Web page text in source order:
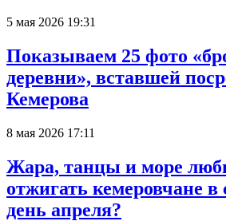
5 мая 2026 19:31
Показываем 25 фото
деревни», вставшей
Кемерова
8 мая 2026 17:11
Жара, танцы и море
отжигать кемеровчане
день апреля?